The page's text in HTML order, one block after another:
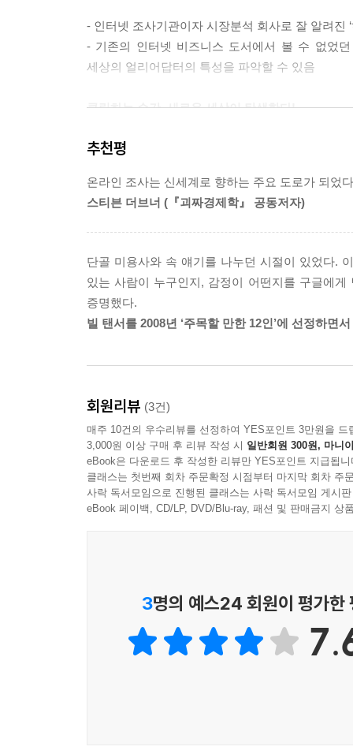
폰티악 솔스티스Solstice라는 특정 차에 관한 검
월, 나는〈어프렌티스The Apprentice〉(백만장
서 노트북 컴퓨터를 옆에 둔 채 소파에 널브러져
모해 두었다.
그다음 주에 확인한 ‘폰티악 솔스티스’ 검색 도표
전 주보다 4배 늘어났다. 이 단순한 도표는 소비
가지 않는 경우, 포커스 집단 조사를 실시해서 그
가장 흥미로운 사실은 인터넷 사용자들로 이루어
로) 검색어 데이터의 증가를 활용하여 특정 광고
스’라는 단어가 포함된 모든 검색어를 살펴본 뒤
- 인터넷 조사기관이자 시장분석 회사로 잘 알려진
- 기존의 인터넷 비즈니스 도서에서 볼 수 없었
세상의 얼리어답터의 특성을 파악할 수 있음
클릭하는 순간, 새로운 세상이 탄생한다!
추수 감사절과 9?11 사태 이후 엄청난 급증세를 보
전통적인 시장조사와 온라인 검색 데이터를 통한
정보를 검색하는지, 그리고 그 모든 것이 우리
정보의 거대한 데이터베이스 속으로 우리를 인도한
놀랍고도 실제적인 통찰로 무장한 저자는 우리
일에서 우리에게 얼마나 이로울 수 있는지를 보
검색 엔진이 기존의 여론 조사를, 뉴스 사이트가
있다.
포르노와 카지노 그리고 푸른색 알약: 성인
조사방법으로는 이용자의 감춰진 모습을 발견할
1월의 학년말 무도회 현상: ‘무도회 드레스’에 대
인터넷 검색은 계절성과 연관된 우리의 직감
추천평
온라인 조사는 신세계로 향하는 주요 도로가 되었
스티븐 더브너 (『괴짜경제학』 공동저자)
단골 미용사와 속 얘기를 나누던 시절이 있었다.
있는 사람이 누구인지, 감정이 어떤지를 구글에
증명했다.
빌 탠서를 2008년 ‘주목할 만한 12인’에 선정하면
회원리뷰 (3건)
매주 10건의 우수리뷰를 선정하여 YES포인트 3만원을 드
3,000원 이상 구매 후 리뷰 작성 시 일반회원 300원, 마니
eBook은 다운로드 후 작성한 리뷰만 YES포인트 지급됩니
클래스는 첫번째 회차 주문확정 시점부터 마지막 회차 주
사락 독서모임으로 진행된 클래스는 사락 독서모임 게시
eBook 페이백, CD/LP, DVD/Blu-ray, 패션 및 판매금지 상
3명의 예스24 회원이 평가한